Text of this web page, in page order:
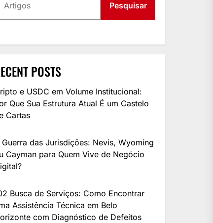
Pesquisar
POSTS
e USDC em Volume Institucional:
Que Sua Estrutura Atual É um Castelo
Cartas
Guerra das Jurisdições: Nevis, Wyoming
Cayman para Quem Vive de Negócio
Busca de Serviços: Como Encontrar
Assistência Técnica em Belo
com Diagnóstico de Defeitos